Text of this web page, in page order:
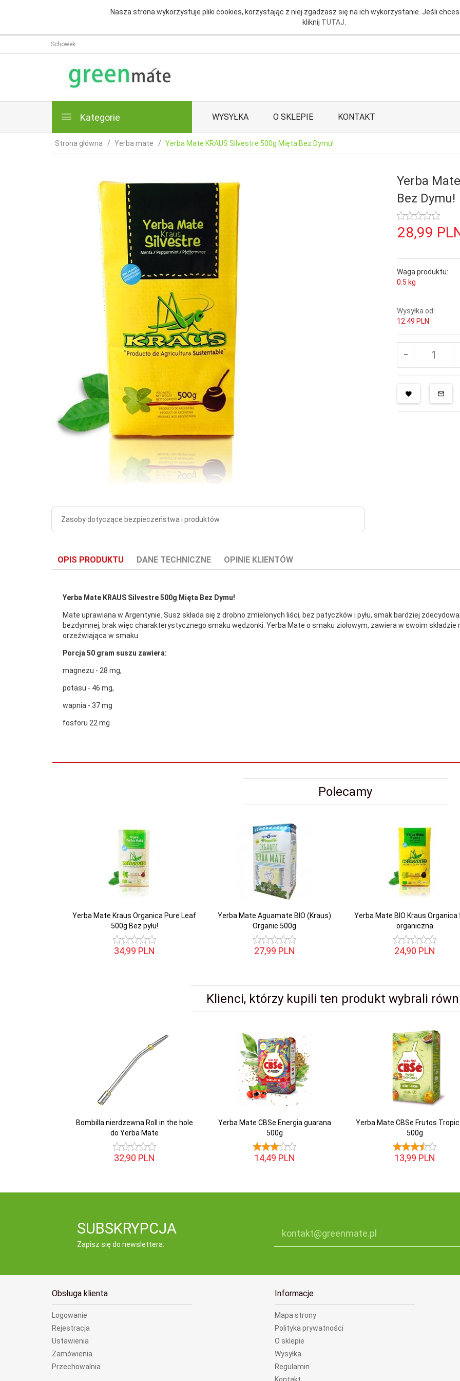
Nasza strona wykorzystuje pliki cookies, korzystając z niej zgadzasz się na ich wykorzystanie. Jeśli
kliknij TUTAJ.
Schowek
Kategorie WYSYŁKA O SKLEPIE KONTAKT
Strona główna Yerba mate Yerba Mate KRAUS Silvestre 500g Mięta Bez Dymu!
Zasoby dotyczące bezpieczeństwa i produktów
Yerba
Bez Dymu!
28,99
Waga produktu:
0.5 kg
Wysyłka od:
12.49 PLN
OPIS PRODUKTU DANE TECHNICZNE OPINIE KLIENTÓW
Yerba Mate KRAUS Silvestre 500g Mięta Bez Dymu!
Mate uprawiana w Argentynie. Susz składa się z drobno zmielonych liści, bez patyczków i pyłu, smak bardziej
bezdymnej, brak więc charakterystycznego smaku wędzonki. Yerba Mate o smaku ziołowym, zawiera w swoim
orzeźwiająca w smaku.
Porcja 50 gram suszu zawiera:
magnezu - 28 mg,
potasu - 46 mg,
wapnia - 37 mg
fosforu 22 mg
Waga produktu
z opakowaniem
jednostkowym:
0.5
Polecamy
Yerba Mate Kraus Organica Pure Leaf
500g Bez pyłu!
34,99 PLN
Yerba Mate Aguamate BIO (Kraus)
Organic 500g
27,99 PLN
Yerba Mate BIO Kraus Organica
organiczna
24,90 PLN
Klienci, którzy kupili ten produkt wybrali
Bombilla nierdzewna Roll in the hole
do Yerba Mate
32,90 PLN
Yerba Mate CBSe Energia guarana
500g
14,49 PLN
Yerba Mate CBSe Frutos
500g
13,99 PLN
SUBSKRYPCJA
Zapisz się do newslettera:
kontakt@greenmate.pl
Obsługa klienta
Logowanie
Rejestracja
Ustawienia
Zamówienia
Przechowalnia
Informacje
Mapa strony
Polityka prywatności
O sklepie
Wysyłka
Regulamin